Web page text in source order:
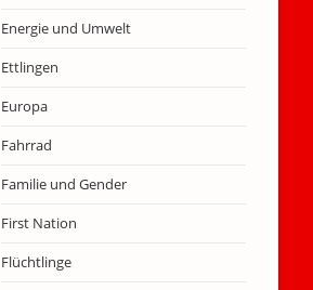
Energie und Umwelt
Ettlingen
Europa
Fahrrad
Familie und Gender
First Nation
Flüchtlinge